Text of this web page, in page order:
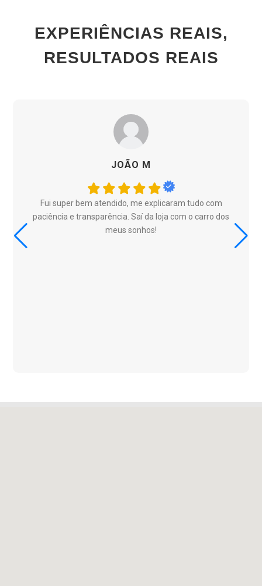
EXPERIÊNCIAS REAIS,
RESULTADOS REAIS
JOÃO M
Fui super bem atendido, me explicaram tudo com
paciência e transparência. Saí da loja com o carro dos
meus sonhos!